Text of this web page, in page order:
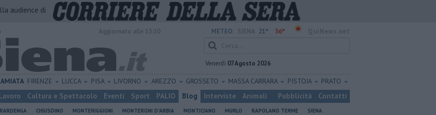
audience di
METEO: 21° 36°
Venerdì 07 Agosto 2026
AMIATA FIRENZE LUCCA PISA LIVORNO AREZZO GROSSETO MASSA CARRARA PISTOIA PRATO
Cultura e Spettacolo Eventi Sport PALIO Blog Interviste Animali Pubblicità Contatti
CHIUSDINO MONTERIGGIONI MONTERONI D'ARBIA MONTICIANO MURLO RAPOLANO TERME
SIENA